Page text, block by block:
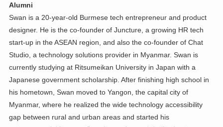
Alumni
Swan is a 20-year-old Burmese tech entrepreneur and product
designer. He is the co-founder of Juncture, a growing HR tech
start-up in the ASEAN region, and also the co-founder of Chat
Studio, a technology solutions provider in Myanmar. Swan is
currently studying at Ritsumeikan University in Japan with a
Japanese government scholarship. After finishing high school in
his hometown, Swan moved to Yangon, the capital city of
Myanmar, where he realized the wide technology accessibility
gap between rural and urban areas and started his